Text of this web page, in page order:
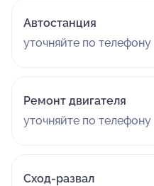
Автостанция
уточняйте по телефону
Ремонт двигателя
уточняйте по телефону
Сход-развал